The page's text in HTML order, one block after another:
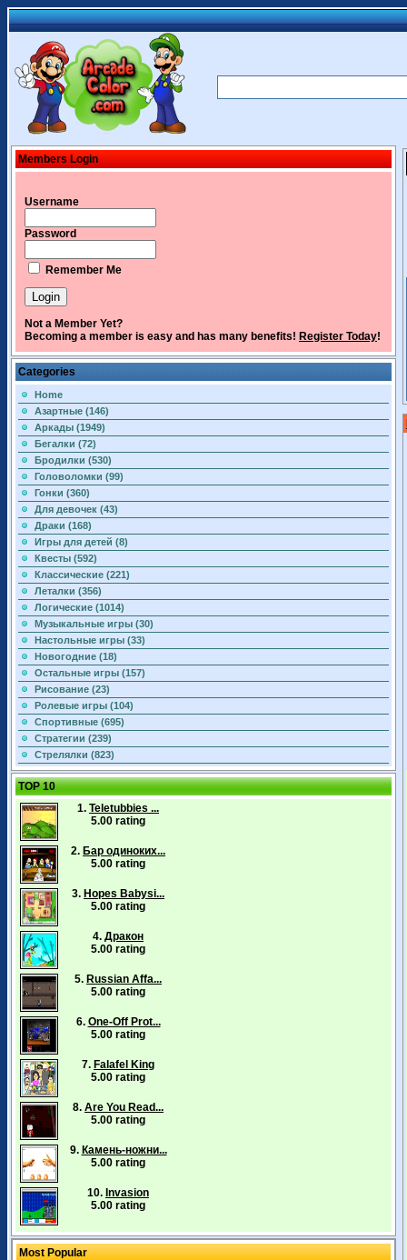
Members Login
Username
Password
Remember Me
Not a Member Yet?
Becoming a member is easy and has many benefits! Register Today!
Categories
Home
Азартные (146)
Аркады (1949)
Бегалки (72)
Бродилки (530)
Головоломки (99)
Гонки (360)
Для девочек (43)
Драки (168)
Игры для детей (8)
Квесты (592)
Классические (221)
Леталки (356)
Логические (1014)
Музыкальные игры (30)
Настольные игры (33)
Новогодние (18)
Остальные игры (157)
Рисование (23)
Ролевые игры (104)
Спортивные (695)
Стратегии (239)
Стрелялки (823)
TOP 10
1. Teletubbies ...
5.00 rating
2. Бар одиноких...
5.00 rating
3. Hopes Babysi...
5.00 rating
4. Дракон
5.00 rating
5. Russian Affa...
5.00 rating
6. One-Off Prot...
5.00 rating
7. Falafel King
5.00 rating
8. Are You Read...
5.00 rating
9. Камень-ножни...
5.00 rating
10. Invasion
5.00 rating
Most Popular